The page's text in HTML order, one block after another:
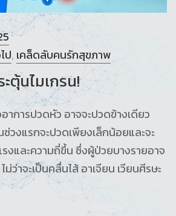
ป, เคล็ดลับคนรักสุขภาพ
ตุ้นไมเกรน!
าการปวดหัว อาจจะปวดข้างเดียว
วงแรกจะปวดเพียงเล็กน้อยและจะ
งและความถี่ขึ้น ซึ่งผู้ป่วยบางรายอาจ
ว่าจะเป็นคลื่นไส้ อาเจียน เวียนศีรษะ